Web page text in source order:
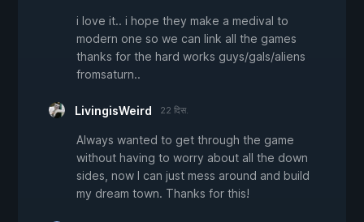
i love it.. i hope they make a medival to
modern one so we can link all the games
thanks for the hard works guys/gals/aliens
fromsaturn..
LivingisWeird 22 दिस.
Always wanted to get through the game
without having to worry about all the down
sides, now I can just mess around and build
my dream town. Thanks for this!